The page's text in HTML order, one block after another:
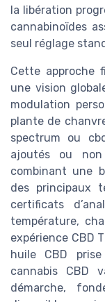
la libération
cannabinoïdes
seul réglage
Cette approche
une vision
modulation
plante de
spectrum ou
ajoutés ou
combinant une
des principaux
certificats
température,
expérience CBD
huile CBD
cannabis CBD
démarche,